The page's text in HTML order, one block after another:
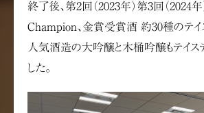
終了後、第2回（2023年）第3回（2024
Champion、金賞受賞酒 約30種のテイス
人気酒造の大吟醸と木桶吟醸もテイステ
した。